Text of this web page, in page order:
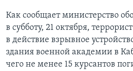
Как сообщает министерство
в субботу, 21 октября,
в действие взрывное
здания военной академии в
чего не менее 15 курсантов